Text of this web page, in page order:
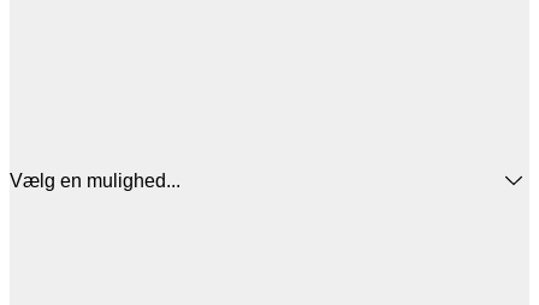
Vælg en mulighed...